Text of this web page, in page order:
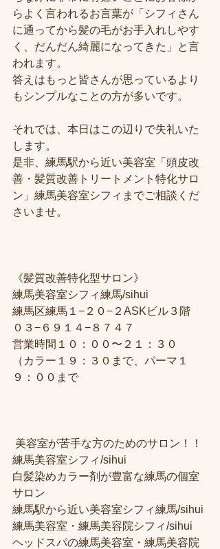
らよく言われるお言葉が「シフィさん
に通ってから髪の毛がお手入れしやす
く、だんだん綺麗になってきた」と言
われます。
答えはもっと皆さんが思っているより
もシンプルなことの方が多いです。
それでは、本日はこの辺りで失礼いた
します。
是非、練馬駅から近い美容室「頭皮改
善・髪質改善トリートメント特化サロ
ン」練馬美容室シフィまでご相談くだ
さいませ。
《髪質改善特化型サロン》
練馬美容室シフィ練馬/sihui
練馬区練馬１−２０−２ASKビル３階
０３−６９１４−８７４７
営業時間１０：００〜２１：３０
（カラー１９：３０まで、パーマ１
９：００まで
練馬美容室シフィ/sihui
白髪染めカラー剤が豊富な練馬の個室
サロン
練馬駅から近い美容室シフィ練馬/sihui
練馬美容室・練馬美容院シフィ/sihui
ヘッドスパの練馬美容室・練馬美容院